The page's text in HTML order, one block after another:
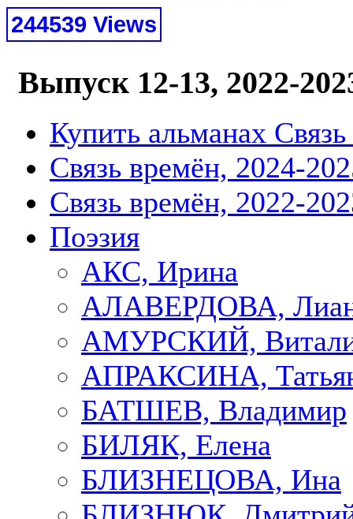
244539 Views
Выпуск 12-13, 2022-
Купить альманах
Связь времён, 2024-
Связь времён, 2022-
Поэзия
АКС, Ирина
АЛАВЕРДОВА,
АМУРСКИЙ,
АПРАКСИНА,
БАТШЕВ, Владимир
БИЛЯК, Елена
БЛИЗНЕЦОВА, Ина